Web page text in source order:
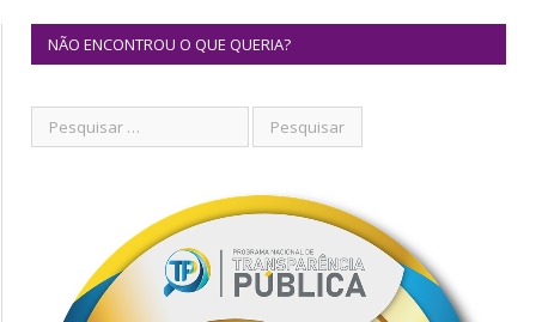
NÃO ENCONTROU O QUE QUERIA?